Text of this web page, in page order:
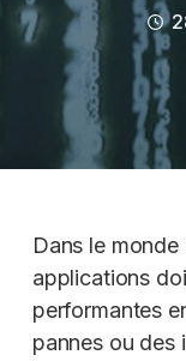
Dans le
applications
performantes
pannes ou des